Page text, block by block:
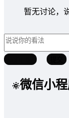
暂无讨论，
微信小